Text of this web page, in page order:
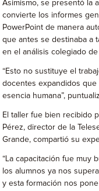
Asimismo, se presentó la
convierte los informes
PowerPoint de manera
que antes se destinaba a
en el análisis colegiado
“Esto no sustituye el
docentes expandidos
esencia humana”,
El taller fue bien recibido
Pérez, director de la
Grande, compartió su
“La capacitación fue muy
los alumnos ya nos
y esta formación nos